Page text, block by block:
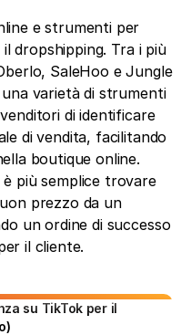
e strumenti per
dropshipping. Tra i più
SaleHoo e Jungle
varietà di strumenti
di identificare
di vendita, facilitando
boutique online.
più semplice trovare
prezzo da un
un ordine di successo
il cliente.
su TikTok per il